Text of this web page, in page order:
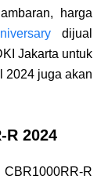
harga
dijual
Jakarta untuk
2024 juga akan
R 2024
R